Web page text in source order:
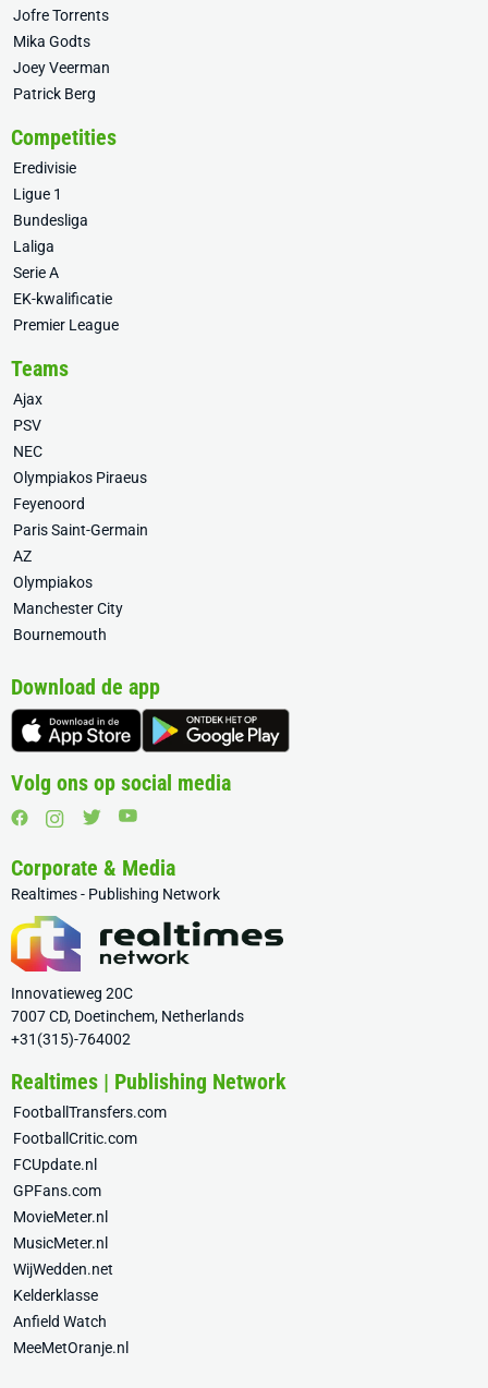
Jofre Torrents
Mika Godts
Joey Veerman
Patrick Berg
Competities
Eredivisie
Ligue 1
Bundesliga
Laliga
Serie A
EK-kwalificatie
Premier League
Teams
Ajax
PSV
NEC
Olympiakos Piraeus
Feyenoord
Paris Saint-Germain
AZ
Olympiakos
Manchester City
Bournemouth
Download de app
Volg ons op social media
Corporate & Media
Realtimes - Publishing Network
Innovatieweg 20C
7007 CD, Doetinchem, Netherlands
+31(315)-764002
Realtimes | Publishing Network
FootballTransfers.com
FootballCritic.com
FCUpdate.nl
GPFans.com
MovieMeter.nl
MusicMeter.nl
WijWedden.net
Kelderklasse
Anfield Watch
MeeMetOranje.nl